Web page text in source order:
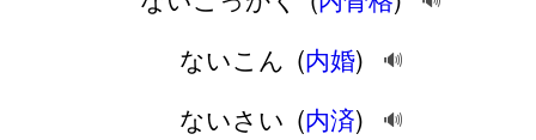
ないこん (内婚) 🔊
ないさい (内済) 🔊